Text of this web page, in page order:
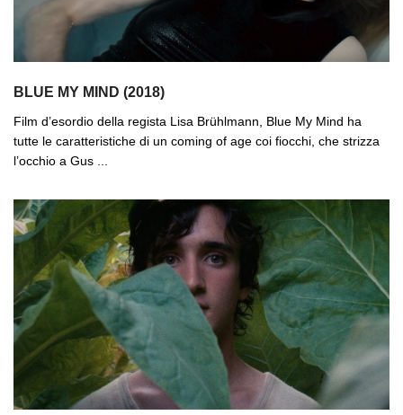
BLUE MY MIND (2018)
Film d’esordio della regista Lisa Brühlmann, Blue My Mind ha
tutte le caratteristiche di un coming of age coi fiocchi, che strizza
l’occhio a Gus ...